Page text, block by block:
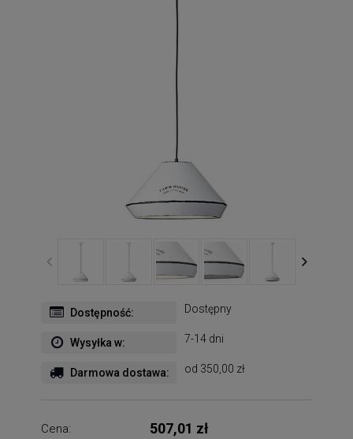
Dostępność: Dostępny
Wysyłka w: 7-14 dni
Darmowa dostawa: od 350,00 zł
Cena: 507,01 zł